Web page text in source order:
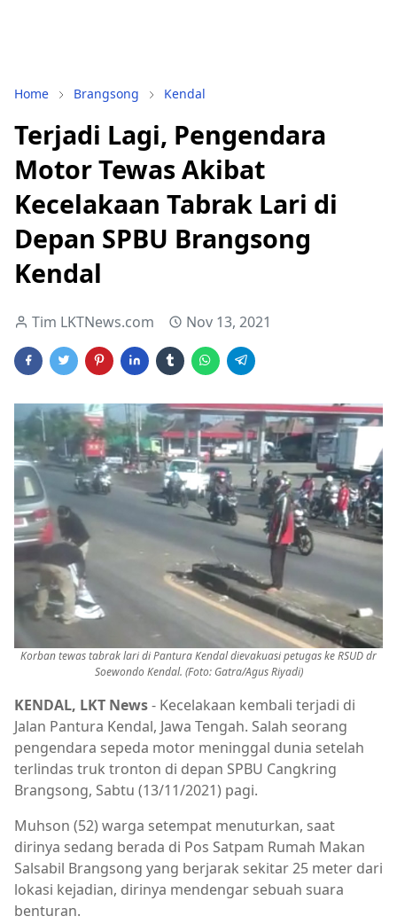
Home Brangsong Kendal
Terjadi Lagi, Pengendara
Motor Tewas Akibat
Kecelakaan Tabrak Lari di
Depan SPBU Brangsong
Kendal
Tim LKTNews.com Nov 13, 2021
Korban tewas tabrak lari di Pantura Kendal dievakuasi petugas ke RSUD dr
Soewondo Kendal. (Foto: Gatra/Agus Riyadi)
KENDAL, LKT News- Kecelakaan kembali terjadi di
Jalan Pantura Kendal, Jawa Tengah. Salah seorang
pengendara sepeda motor meninggal dunia setelah
terlindas truk tronton di depan SPBU Cangkring
Brangsong, Sabtu (13/11/2021) pagi.
Muhson (52) warga setempat menuturkan, saat
dirinya sedang berada di Pos Satpam Rumah Makan
Salsabil Brangsong yang berjarak sekitar 25 meter dari
lokasi kejadian, dirinya mendengar sebuah suara
benturan.